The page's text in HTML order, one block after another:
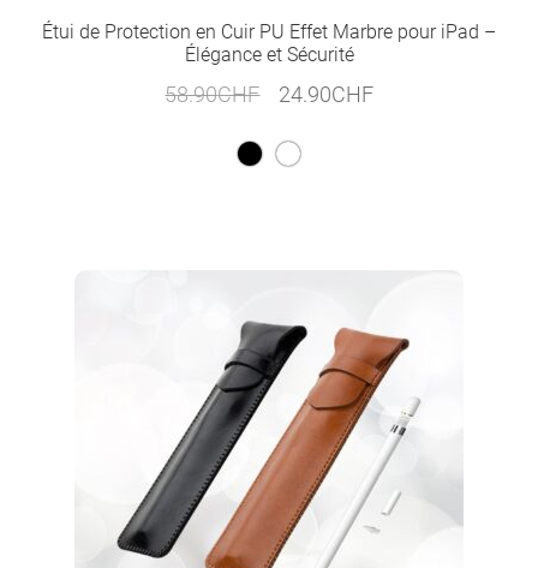
Étui de Protection en Cuir PU Effet Marbre pour iPad –
Élégance et Sécurité
58.90CHF
Le
initial
24.90CHFLe